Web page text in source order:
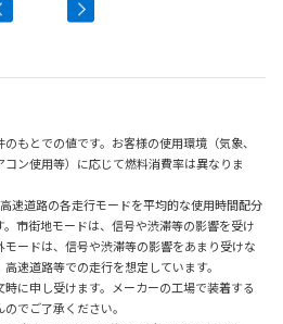
もとでの値です。お客様の使用環境（気象、
ン使用等）に応じて燃料消費率は異なりま
速道路の各走行モードを平均的な使用時間配分
市街地モードは、信号や渋滞等の影響を受け
ードは、信号や渋滞等の影響をあまり受けな
速道路等での走行を想定しています。
に申し受けます。メーカーの工場で装着する
でご了承ください。